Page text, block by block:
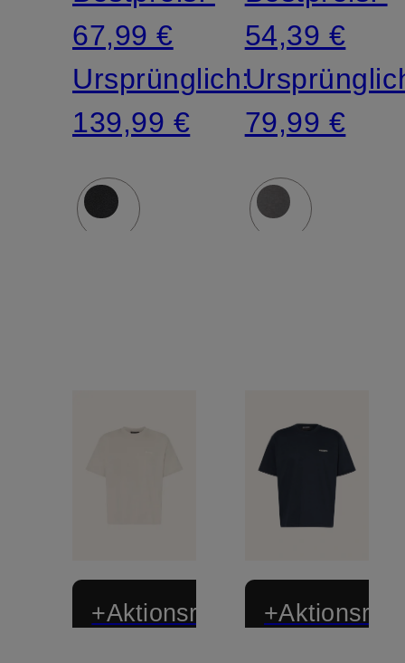
67,99 €
Ursprünglich:
139,99 €
54,39 €
79,99 €
+Aktionsrabatt